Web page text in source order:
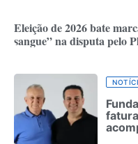
Eleição de 2026 bate
sangue” na disputa pelo